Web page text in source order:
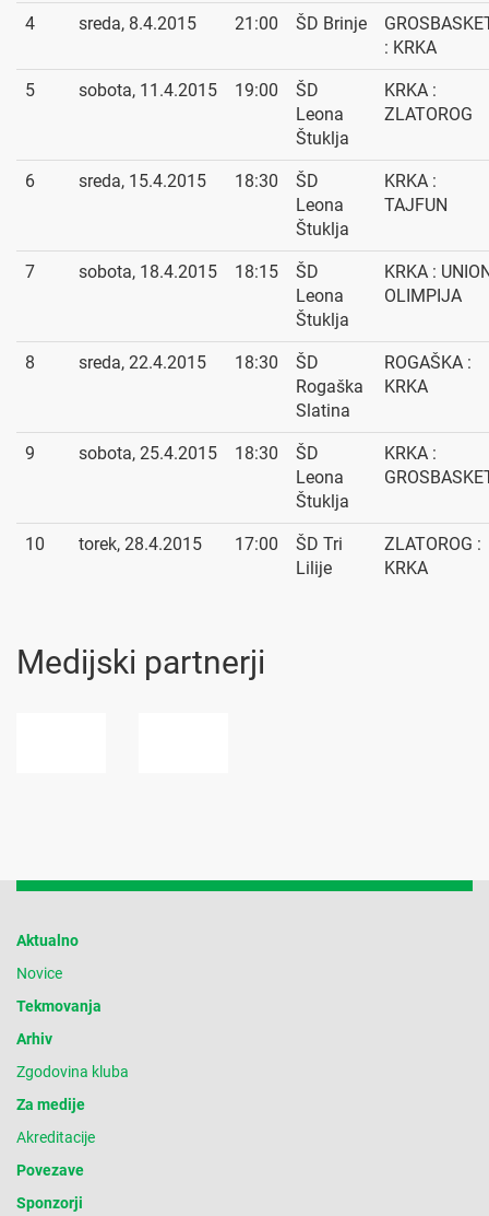
4 sreda, 8.4.2015 21:00 ŠD Brinje
: KRKA
5 sobota, 11.4.2015 19:00
ŠD
Leona
Štuklja
KRKA :
ZLATOROG
6 sreda, 15.4.2015 18:30
ŠD
Leona
Štuklja
KRKA :
TAJFUN
7 sobota, 18.4.2015 18:15
ŠD
Leona
Štuklja
KRKA :
OLIMPIJA
8 sreda, 22.4.2015 18:30
ŠD
Rogaška
Slatina
ROGAŠKA :
KRKA
9 sobota, 25.4.2015 18:30
ŠD
Leona
Štuklja
KRKA :
10 torek, 28.4.2015 17:00
ŠD Tri
Lilije
ZLATOROG :
KRKA
Medijski partnerji
Aktualno
Novice
Tekmovanja
Arhiv
Zgodovina kluba
Za medije
Akreditacije
Povezave
Sponzorji